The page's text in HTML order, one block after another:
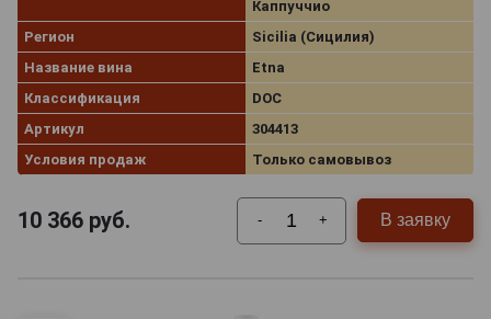
Каппуччио
Регион
Sicilia (Сицилия)
Название вина
Etna
Классификация
DOC
Артикул
304413
Условия продаж
Только самовывоз
10 366 руб. - + В заявку